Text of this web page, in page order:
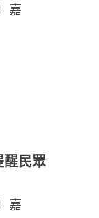
嘉
民眾
嘉